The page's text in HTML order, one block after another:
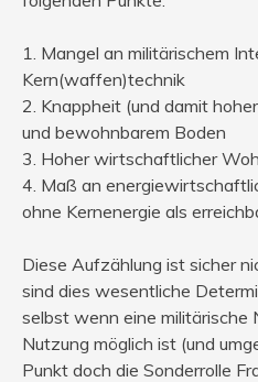
1. Mangel an militärischem
Kern(waffen)technik
2. Knappheit (und damit
und bewohnbarem Boden
3. Hoher wirtschaftlicher
4. Maß an
ohne Kernenergie als
Diese Aufzählung ist sicher
sind dies wesentliche
selbst wenn eine militärische
Nutzung möglich ist (und
Punkt doch die Sonderrolle